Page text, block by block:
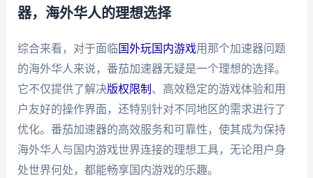
器，海外华人的理想选择
综合来看，对于面临国外玩国内游戏用那个加速器问题
的海外华人来说，番茄加速器无疑是一个理想的选择。
它不仅提供了解决版权限制 、高效稳定的游戏体验和用
户友好的操作界面，还特别针对不同地区的需求进行了
优化。番茄加速器的高效服务和可靠性，使其成为保持
海外华人与国内游戏世界连接的理想工具，无论用户身
处世界何处，都能畅享国内游戏的乐趣。